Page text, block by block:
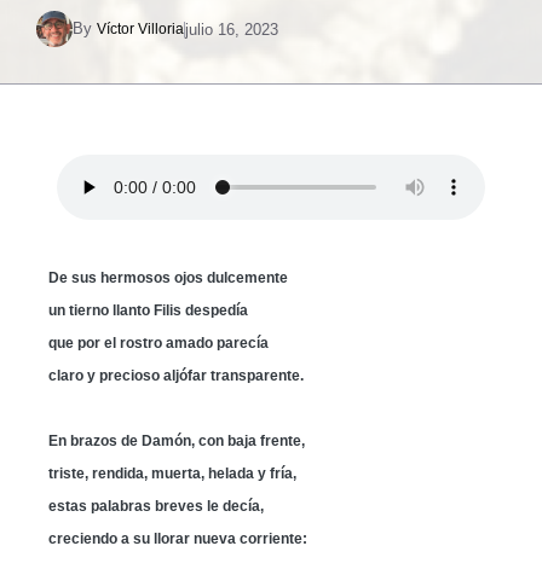
By Víctor Villoriajulio 16, 2023
De sus hermosos ojos dulcemente
un tierno llanto Filis despedía
que por el rostro amado parecía
claro y precioso aljófar transparente.
En brazos de Damón, con baja frente,
triste, rendida, muerta, helada y fría,
estas palabras breves le decía,
creciendo a su llorar nueva corriente: